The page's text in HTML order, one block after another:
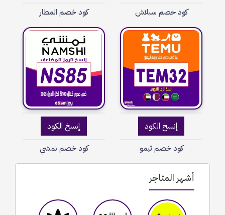
أشهر المتاجر
كود خصم سبلاش كود خصم المطار
إنسخ الكود
كود خصم تيمو
إنسخ الكود
كود خصم نمشي